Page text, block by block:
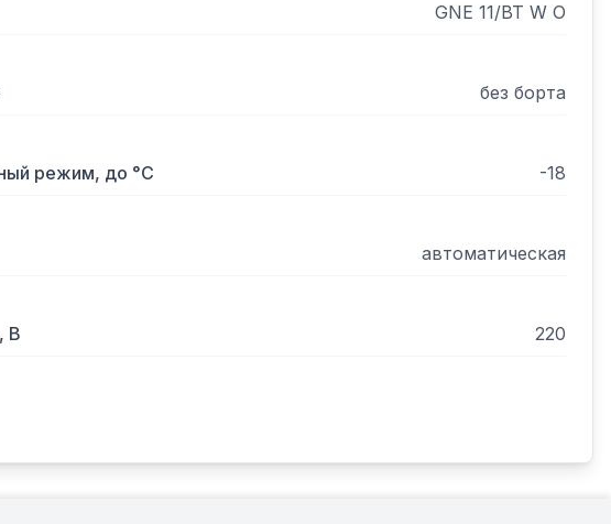
GNE 11/BT W О
без борта
режим, до °С -18
автоматическая
В 220